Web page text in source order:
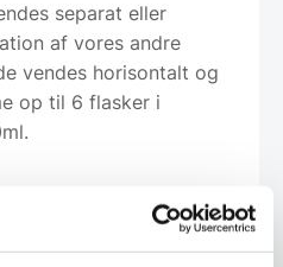
separat eller
af vores andre
vendes horisontalt og
op til 6 flasker i